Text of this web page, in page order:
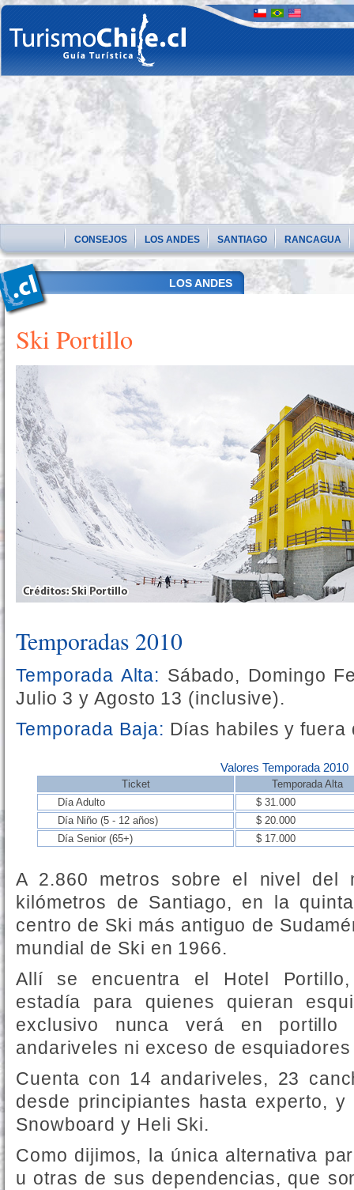
CONSEJOS LOS ANDES SANTIAGO RANCAGUA
LOS ANDES
Ski Portillo
Temporadas 2010
Temporada Alta: Sábado, Domingo
Julio 3 y Agosto 13 (inclusive).
Temporada Baja: Días habiles y fuera
Valores Temporada 2010
Ticket
Temporada Alta
Día Adulto
$ 31.000
Día Niño (5 - 12 años)
$ 20.000
Día Senior (65+)
$ 17.000
A 2.860 metros sobre el nivel del
kilómetros de Santiago, en la
centro de Ski más antiguo de
mundial de Ski en 1966.
Allí se encuentra el Hotel
estadía para quienes quieran
exclusivo nunca verá en portillo
andariveles ni exceso de
Cuenta con 14 andariveles, 23
desde principiantes hasta experto,
Snowboard y Heli Ski.
Como dijimos, la única alternativa
u otras de sus dependencias, que